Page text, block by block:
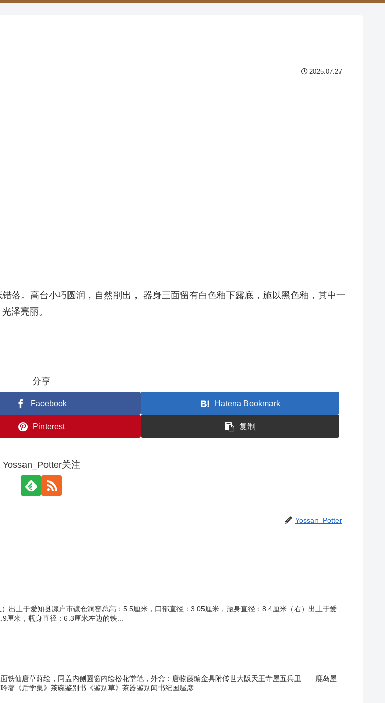
2025.07.27
落。高台小巧圆润，自然削出， 器身三面留有白色釉下露底，施以黑色釉，其中一
泽亮丽。
分享
Facebook Hatena Bookmark
Pinterest 复制
Yossan_Potter关注
Yossan_Potter
出土于爱知县濑户市镰仓洞窑总高：5.5厘米，口部直径：3.05厘米，瓶身直径：8.4厘米（右）出土于爱
厘米，瓶身直径：6.3厘米左边的铁...
铁仙唐草莳绘，同盖内侧圆窗内绘松花堂笔，外盒：唐物藤编金具附传世大阪天王寺屋五兵卫——鹿岛屋
《后学集》茶碗鉴别书《鉴别草》茶器鉴别闻书纪国屋彦...